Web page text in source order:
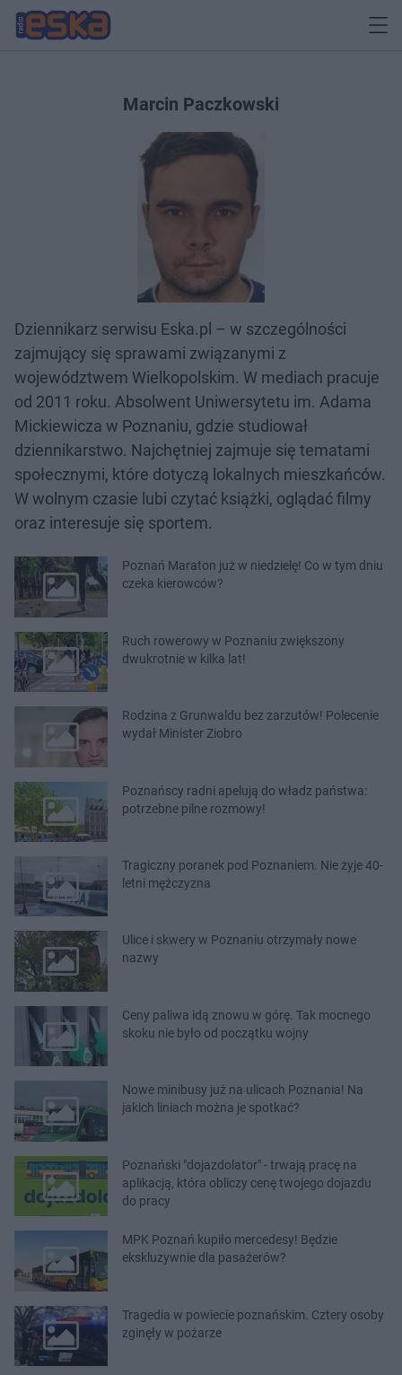
Marcin Paczkowski
Dziennikarz serwisu Eska.pl – w szczególności
zajmujący się sprawami związanymi z
województwem Wielkopolskim. W mediach pracuje
od 2011 roku. Absolwent Uniwersytetu im. Adama
Mickiewicza w Poznaniu, gdzie studiował
dziennikarstwo. Najchętniej zajmuje się tematami
społecznymi, które dotyczą lokalnych mieszkańców.
W wolnym czasie lubi czytać książki, oglądać filmy
oraz interesuje się sportem.
Poznań Maraton już w niedzielę! Co w tym dniu
czeka kierowców?
Ruch rowerowy w Poznaniu zwiększony
dwukrotnie w kilka lat!
Rodzina z Grunwaldu bez zarzutów! Polecenie
wydał Minister Ziobro
Poznańscy radni apelują do władz państwa:
potrzebne pilne rozmowy!
Tragiczny poranek pod Poznaniem. Nie żyje 40-
letni mężczyzna
Ulice i skwery w Poznaniu otrzymały nowe
nazwy
Ceny paliwa idą znowu w górę. Tak mocnego
skoku nie było od początku wojny
Nowe minibusy już na ulicach Poznania! Na
jakich liniach można je spotkać?
Poznański "dojazdolator" - trwają pracę na
aplikacją, która obliczy cenę twojego dojazdu
do pracy
MPK Poznań kupiło mercedesy! Będzie
ekskluzywnie dla pasażerów?
Tragedia w powiecie poznańskim. Cztery osoby
zginęły w pożarze